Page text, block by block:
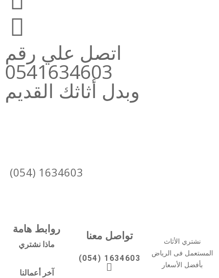
اتصل علي رقم
0541634603
وبدل أثاثك القديم
(054) 1634603
روابط هامة
ماذا نشتري
آخر أعمالنا
تواصل معنا
(054) 1634603
نشتري الأثاث
المستعمل فى الرياض
بأفضل الأسعار